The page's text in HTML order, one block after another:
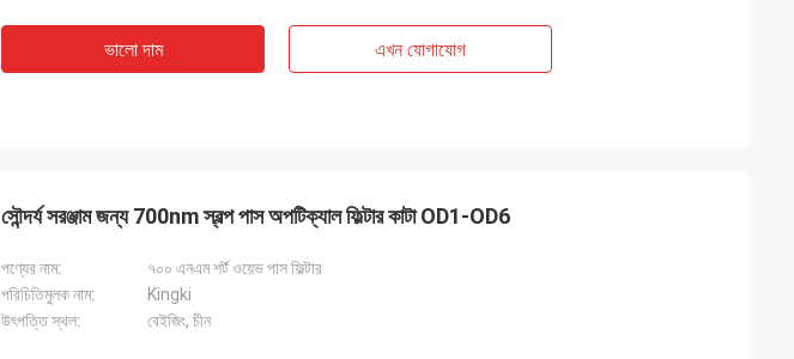
ভালো দাম এখন যোগাযোগ
সৌন্দর্য সরঞ্জাম জন্য 700nm স্বল্প পাস অপটিক্যাল ফিল্টার কাটা OD1-OD6
পণ্যের নাম:
৭০০ এনএম শর্ট ওয়েভ পাস ফিল্টার
পরিচিতিমুলক নাম:
Kingki
উৎপত্তি স্থল:
বেইজিং, চীন